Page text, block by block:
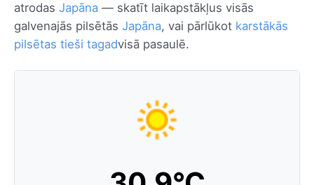
atrodas Japāna — skatīt laikapstākļus visās
galvenajās pilsētās Japāna, vai pārlūkot karstākās
pilsētas tieši tagadvisā pasaulē.